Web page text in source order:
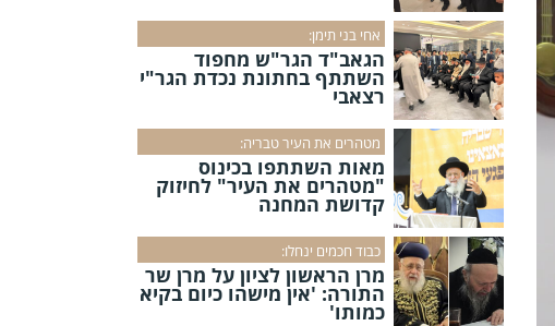
אחי בני תימן:
הגאב"ד הגר"ש מחפוד
השתתף בחתונת נכדת הגר"י
רצאבי
מטהרים את העיר טבריה:
מאות השתתפו בכינוס
"מטהרים את העיר" לחיזוק
קדושת המחנה
כבוד חכמים ינחלו:
מרן הראשון לציון על מרן שר
התורה: 'אין מישהו כיום בקיא
כמותו'